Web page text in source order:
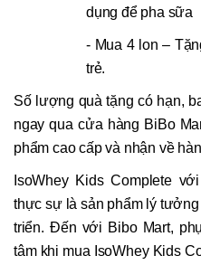
dụng để pha sữa
- Mua 4 lon –
trẻ.
Số lượng quà tặng có hạn,
ngay qua cửa hàng BiBo
phẩm cao cấp và nhận về
IsoWhey Kids Complete
thực sự là sản phẩm lý
triển. Đến với Bibo Mart,
tâm khi mua IsoWhey Kids